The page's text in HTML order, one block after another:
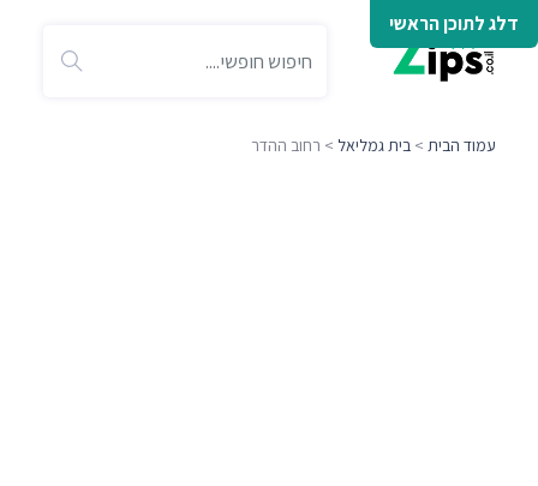
דלג לתוכן הראשי
עמוד הבית > בית גמליאל > רחוב ההדר